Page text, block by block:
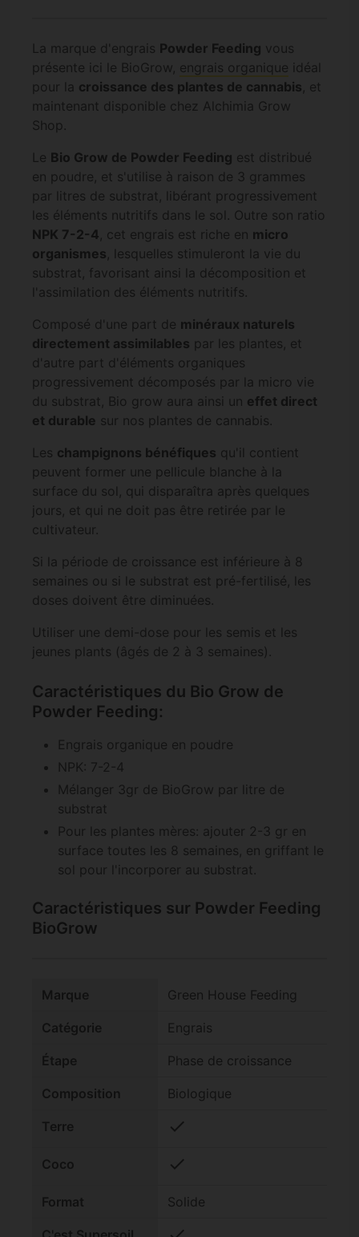
La marque d'engrais Powder Feeding vous
présente ici le BioGrow, engrais organique idéal
pour la croissance des plantes de cannabis , et
maintenant disponible chez Alchimia Grow
Shop.
Le Bio Grow de Powder Feeding est distribué
en poudre, et s'utilise à raison de 3 grammes
par litres de substrat, libérant progressivement
les éléments nutritifs dans le sol. Outre son ratio
NPK 7-2-4 , cet engrais est riche en micro
organismes , lesquelles stimuleront la vie du
substrat, favorisant ainsi la décomposition et
l'assimilation des éléments nutritifs.
Composé d'une part de minéraux naturels
directement assimilables par les plantes, et
d'autre part d'éléments organiques
progressivement décomposés par la micro vie
du substrat, Bio grow aura ainsi un effet direct
et durable sur nos plantes de cannabis.
Les champignons bénéfiques qu'il contient
peuvent former une pellicule blanche à la
surface du sol, qui disparaîtra après quelques
jours, et qui ne doit pas être retirée par le
cultivateur.
Si la période de croissance est inférieure à 8
semaines ou si le substrat est pré-fertilisé, les
doses doivent être diminuées.
Utiliser une demi-dose pour les semis et les
jeunes plants (âgés de 2 à 3 semaines).
Caractéristiques du Bio Grow de
Powder Feeding:
Engrais organique en poudre
NPK: 7-2-4
Mélanger 3gr de BioGrow par litre de
substrat
Pour les plantes mères: ajouter 2-3 gr en
surface toutes les 8 semaines, en griffant le
sol pour l'incorporer au substrat.
Caractéristiques sur Powder Feeding
BioGrow
Marque Green House Feeding
Catégorie Engrais
Étape Phase de croissance
Composition Biologique
Terre check
Coco check
Format Solide